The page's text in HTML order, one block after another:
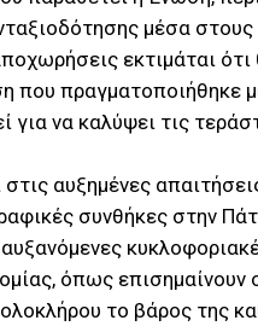
μέσα στους
εκτιμάται
που
για να καλύψει τις
στις αυξημένες
συνθήκες στην
όπως επισημαίνουν
το βάρος της